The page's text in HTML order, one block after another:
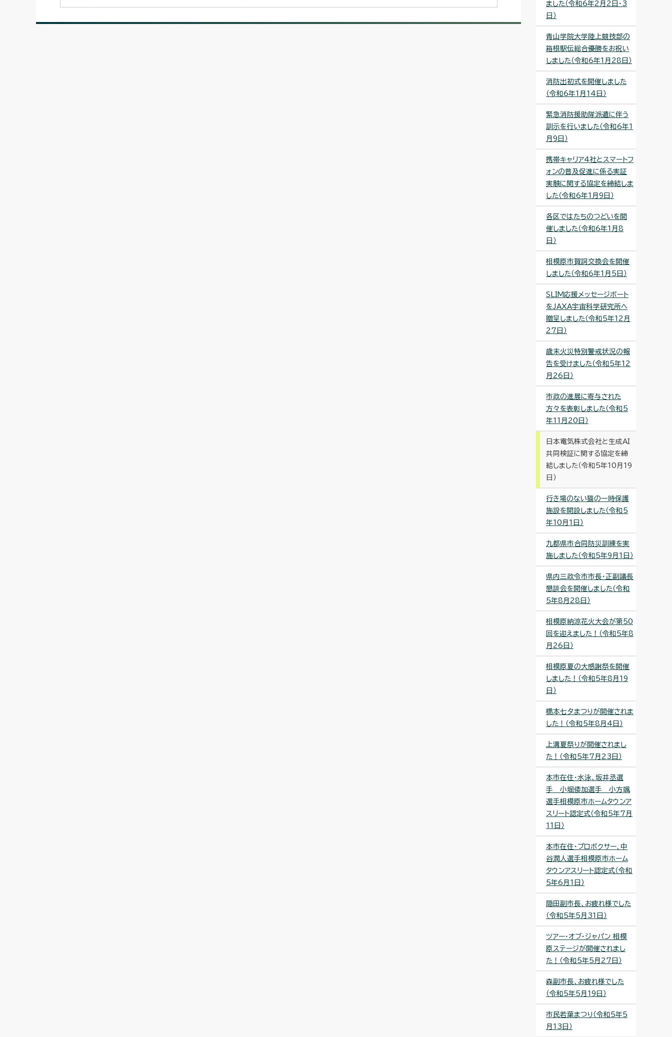
ました（令和6年2月2日・3
日）
青山学院大学陸上競技部の
箱根駅伝総合優勝をお祝い
しました（令和6年1月28日）
消防出初式を開催しました
（令和6年1月14日）
緊急消防援助隊派遣に伴う
訓示を行いました（令和6年1
月9日）
携帯キャリア4社とスマートフ
ォンの普及促進に係る実証
実験に関する協定を締結しま
した（令和6年1月9日）
各区ではたちのつどいを開
催しました（令和6年1月8
日）
相模原市賀詞交換会を開催
しました（令和6年1月5日）
SLIM応援メッセージボート
をJAXA宇宙科学研究所へ
贈呈しました（令和5年12月
27日）
歳末火災特別警戒状況の報
告を受けました（令和5年12
月26日）
市政の進展に寄与された
方々を表彰しました（令和5
年11月20日）
日本電気株式会社と生成AI
共同検証に関する協定を締
結しました（令和5年10月19
日）
行き場のない猫の一時保護
施設を開設しました（令和5
年10月1日）
九都県市合同防災訓練を実
施しました（令和5年9月1日）
県内三政令市市長・正副議長
懇談会を開催しました（令和
5年8月28日）
相模原納涼花火大会が第50
回を迎えました！（令和5年8
月26日）
相模原夏の大感謝祭を開催
しました！（令和5年8月19
日）
橋本七夕まつりが開催されま
した！（令和5年8月4日）
上溝夏祭りが開催されまし
た！（令和5年7月23日）
本市在住・水泳、坂井丞選
手 小堀倭加選手 小方颯
選手相模原市ホームタウンア
スリート認定式（令和5年7月
11日）
本市在住・プロボクサー、中
谷潤人選手相模原市ホーム
タウンアスリート認定式（令和
5年6月1日）
隠田副市長、お疲れ様でした
（令和5年5月31日）
ツアー・オブ・ジャパン 相模
原ステージが開催されまし
た！（令和5年5月27日）
森副市長、お疲れ様でした
（令和5年5月19日）
市民若葉まつり（令和5年5
月13日）